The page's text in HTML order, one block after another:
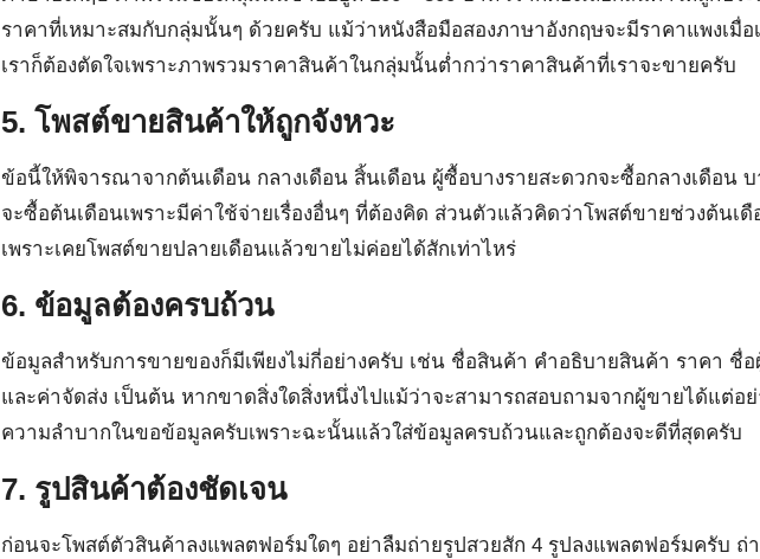
ราคาที่เหมาะสมกับกลุ่มนั้นๆ ด้วยครับ แม้ว่าหนังสือมือสองภาษาอังกฤษจะมีราคาแพงเมื่อ
เราก็ต้องตัดใจเพราะภาพรวมราคาสินค้าในกลุ่มนั้นต่ำกว่าราคาสินค้าที่เราจะขายครับ
5. โพสต์ขายสินค้าให้ถูกจังหวะ
ข้อนี้ให้พิจารณาจากต้นเดือน กลางเดือน สิ้นเดือน ผู้ซื้อบางรายสะดวกจะซื้อกลางเดือน บ
จะซื้อต้นเดือนเพราะมีค่าใช้จ่ายเรื่องอื่นๆ ที่ต้องคิด ส่วนตัวแล้วคิดว่าโพสต์ขายช่วงต้นเดื
เพราะเคยโพสต์ขายปลายเดือนแล้วขายไม่ค่อยได้สักเท่าไหร่
6. ข้อมูลต้องครบถ้วน
ข้อมูลสำหรับการขายของก็มีเพียงไม่กี่อย่างครับ เช่น ชื่อสินค้า คำอธิบายสินค้า ราคา ชื่อ
และค่าจัดส่ง เป็นต้น หากขาดสิ่งใดสิ่งหนึ่งไปแม้ว่าจะสามารถสอบถามจากผู้ขายได้แต่อ
ความลำบากในขอข้อมูลครับเพราะฉะนั้นแล้วใส่ข้อมูลครบถ้วนและถูกต้องจะดีที่สุดครับ
7. รูปสินค้าต้องชัดเจน
ก่อนจะโพสต์ตัวสินค้าลงแพลตฟอร์มใดๆ อย่าลืมถ่ายรูปสวยสัก 4 รูปลงแพลตฟอร์มครับ ถ่